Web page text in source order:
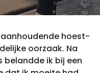
hoest-
oorzaak. Na
belandde ik bij een